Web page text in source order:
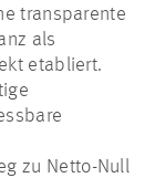
transparente
als
etabliert.
zu Netto-Null